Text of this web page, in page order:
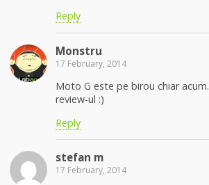
Reply
Monstru
17 February, 2014
Moto G este pe birou chiar
review-ul :)
Reply
stefan m
17 February, 2014